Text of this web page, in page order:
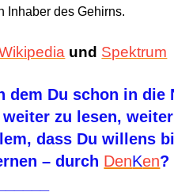
Inhaber des Gehirns.
und Spektrum
Du schon in die
zu lesen, weiter
dass Du willens
– durch DenKen?